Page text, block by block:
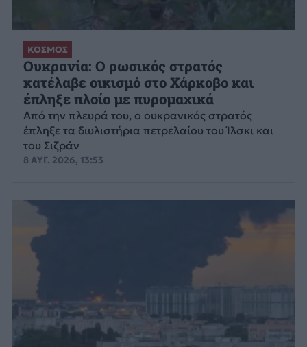
ΚΟΣΜΟΣ
Ουκρανία: Ο ρωσικός στρατός
κατέλαβε οικισμό στο Χάρκοβο και
έπληξε πλοίο με πυρομαχικά
Από την πλευρά του, ο ουκρανικός στρατός
έπληξε τα διυλιστήρια πετρελαίου του Ίλσκι και
του Σιζράν
8 ΑΥΓ. 2026, 13:53